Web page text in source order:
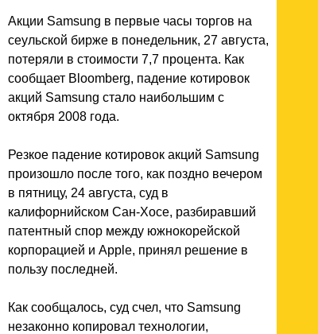
Акции Samsung в первые часы торгов на
сеульской бирже в понедельник, 27 августа,
потеряли в стоимости 7,7 процента. Как
сообщает Bloomberg, падение котировок
акций Samsung стало наибольшим с
октября 2008 года.
Резкое падение котировок акций Samsung
произошло после того, как поздно вечером
в пятницу, 24 августа, суд в
калифорнийском Сан-Хосе, разбиравший
патентный спор между южнокорейской
корпорацией и Apple, принял решение в
пользу последней.
Как сообщалось, суд счел, что Samsung
незаконно копировал технологии,